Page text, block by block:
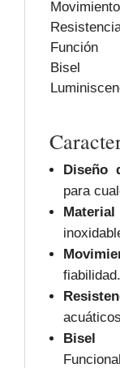
Movimiento
Función
Bisel
Diseño
para
fiabilidad.
Bisel